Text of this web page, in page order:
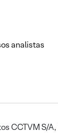
analistas
CCTVM S/